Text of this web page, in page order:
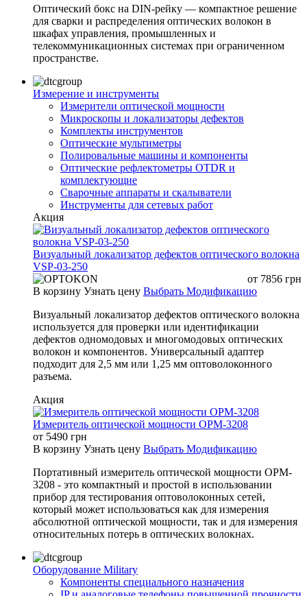
Оптический бокс на DIN-рейку — компактное решение
для сварки и распределения оптических волокон в
шкафах управления, промышленных и
телекоммуникационных системах при ограниченном
пространстве.
Измерение и инструменты
Измерители оптической мощности
Микроскопы и локализаторы дефектов
Комплекты инструментов
Оптические мультиметры
Полировальные машины и компоненты
Оптические рефлектометры OTDR и
комплектующие
Сварочные аппараты и скалыватели
Инструменты для сетевых работ
Акция
Визуальный локализатор дефектов оптического волокна
VSP-03-250
от 7856 грн
В корзину Узнать цену Выбрать Модификацию
Визуальный локализатор дефектов оптического волокна
используется для проверки или идентификации
дефектов одномодовых и многомодовых оптических
волокон и компонентов. Универсальный адаптер
подходит для 2,5 мм или 1,25 мм оптоволоконного
разъема.
Акция
Измеритель оптической мощности OPM-3208
от 5490 грн
В корзину Узнать цену Выбрать Модификацию
Портативный измеритель оптической мощности OPM-
3208 - это компактный и простой в использовании
прибор для тестирования оптоволоконных сетей,
который может использоваться как для измерения
абсолютной оптической мощности, так и для измерения
относительных потерь в оптических волокнах.
Оборудование Military
Компоненты специального назначения